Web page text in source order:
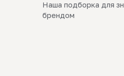
Наша подборка для
брендом
Новинки
SALE